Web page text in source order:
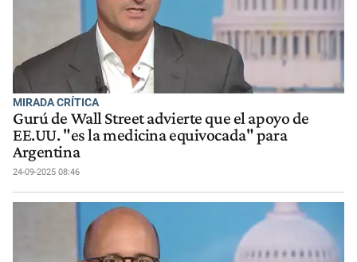
MIRADA CRÍTICA
Gurú de Wall Street advierte que el apoyo de
EE.UU. "es la medicina equivocada" para
Argentina
24-09-2025 08:46